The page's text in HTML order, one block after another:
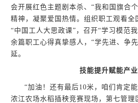
会开展红色主题剧本杀、“我和国旗合
精神，凝聚爱国热情。组织职工观看全
“中国工人大思政课”，召开“学习模范
余篇职工心得真挚感人，“学先进、争
延。
技能提升赋能产
“加油！还有最后10米，咱们肯定
浓江农场水稻插秧竞赛现场，第七管理